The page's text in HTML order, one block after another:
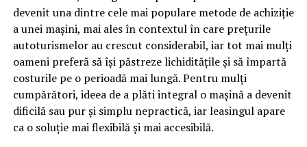
caută.
Apoi vine partea de comportament. O pagină pe care
vizitatorii stau zece, cincisprezece minute ca să
urmărească replay-ul trimite un semnal greu de ignorat.
Google nu îți măsoară direct satisfacția, însă timpul
petrecut, scrollul și revenirile spun ceva despre cât de
util e materialul.
devenit una dintre cele mai populare metode de achiziție
a unei mașini, mai ales în contextul în care prețurile
autoturismelor au crescut considerabil, iar tot mai mulți
oameni preferă să își păstreze lichiditățile și să împartă
costurile pe o perioadă mai lungă. Pentru mulți
cumpărători, ideea de a plăti integral o mașină a devenit
dificilă sau pur și simplu nepractică, iar leasingul apare
ca o soluție mai flexibilă și mai accesibilă.